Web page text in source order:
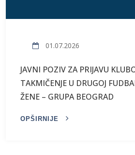
01.07.2026
JAVNI POZIV ZA PRIJAVU
TAKMIČENJE U DRUGOJ
ŽENE – GRUPA BEOGRAD
OPŠIRNIJE